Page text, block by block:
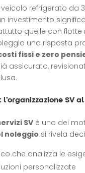
refrigerato da
investimento
quelle con flotte
una risposta
fissi e zero
assicurato,
SV
SVè uno dei
noleggio si rivela
che analizza le
personalizzate